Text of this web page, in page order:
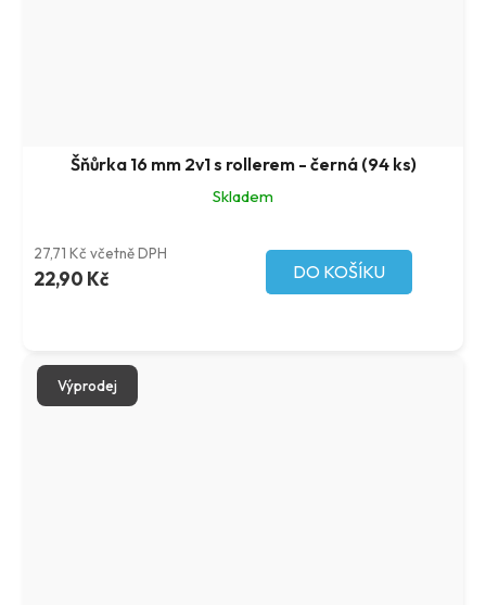
Šňůrka 16 mm 2v1 s rollerem - černá (94 ks)
Skladem
27,71 Kč včetně DPH
22,90 Kč DO KOŠÍKU
Výprodej